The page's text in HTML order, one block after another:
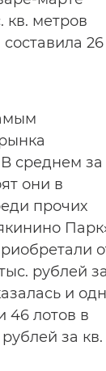
кв. метров
26
среднем за
они в
прочих
рублей
и
46 лотов в
за кв.